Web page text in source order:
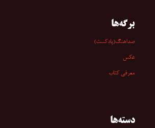
برگه‌ها
صداهنگ(پادکست)
عکس
معرفی کتاب
دسته‌ها